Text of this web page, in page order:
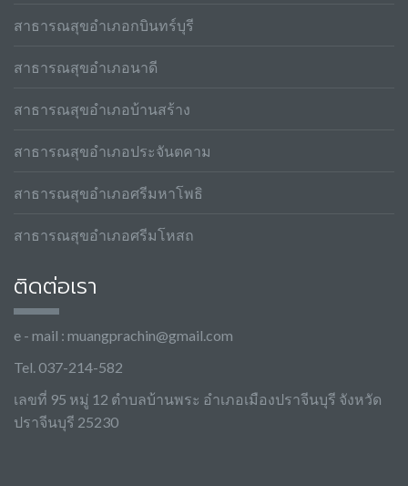
สาธารณสุขอำเภอกบินทร์บุรี
สาธารณสุขอำเภอนาดี
สาธารณสุขอำเภอบ้านสร้าง
สาธารณสุขอำเภอประจันตคาม
สาธารณสุขอำเภอศรีมหาโพธิ
สาธารณสุขอำเภอศรีมโหสถ
ติดต่อเรา
e - mail : muangprachin@gmail.com
Tel. 037-214-582
เลขที่ 95 หมู่ 12 ตำบลบ้านพระ อำเภอเมืองปราจีนบุรี จังหวัด
ปราจีนบุรี 25230